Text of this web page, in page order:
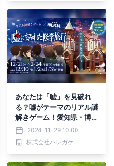
あなたは「嘘」を見破れ
る？嘘がテーマのリアル謎
解きゲーム！愛知県・博物
館明治村にて12/21(土)か
ら1日300名限定で開催
2024-11-29 10:00
株式会社ハレガケ